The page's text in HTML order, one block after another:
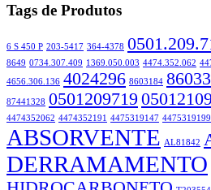
Tags de Produtos
6 S 450 P 203-5417 364-4378
8649 0734.307.409 1369.050.003 4474.352.062
4656.306.136 4024296 8603184
87441328 0501209719
4474352062 4474352191 4475319147 4475319199
ABSORVENTE AL81842
DERRAMAMENTO